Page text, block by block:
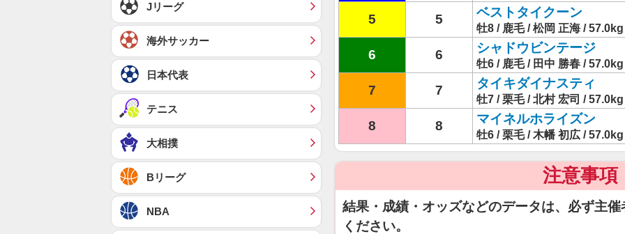
5 5 ベストタイクーン
牡8 / 鹿毛 / 松岡 正海 / 57.0kg
6 6 シャドウビンテージ
牡6 / 鹿毛 / 田中 勝春 / 57.0kg
7 7 タイキダイナスティ
牡7 / 栗毛 / 北村 宏司 / 57.0kg
8 8 マイネルホライズン
牡6 / 栗毛 / 木幡 初広 / 57.0kg
注意事項
結果・成績・オッズなどのデータは、必ず主
ください。
Jリーグ
海外サッカー
日本代表
テニス
大相撲
Bリーグ
NBA